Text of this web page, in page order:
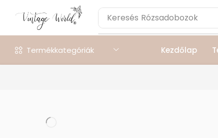
Keresés Rózsadobozok
Termékkategóriák Kezdőlap